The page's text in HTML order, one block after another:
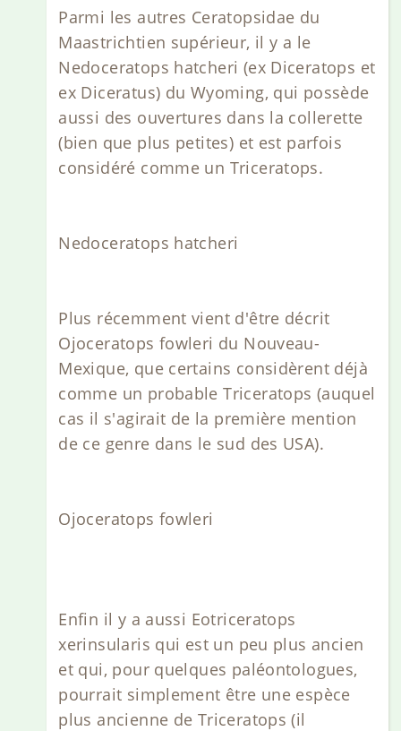
Parmi les autres Ceratopsidae du
Maastrichtien supérieur, il y a le
Nedoceratops hatcheri (ex Diceratops et
ex Diceratus) du Wyoming, qui possède
aussi des ouvertures dans la collerette
(bien que plus petites) et est parfois
considéré comme un Triceratops.
Nedoceratops hatcheri
Plus récemment vient d'être décrit
Ojoceratops fowleri du Nouveau-
Mexique, que certains considèrent déjà
comme un probable Triceratops (auquel
cas il s'agirait de la première mention
de ce genre dans le sud des USA).
Ojoceratops fowleri
Enfin il y a aussi Eotriceratops
xerinsularis qui est un peu plus ancien
et qui, pour quelques paléontologues,
pourrait simplement être une espèce
plus ancienne de Triceratops (il